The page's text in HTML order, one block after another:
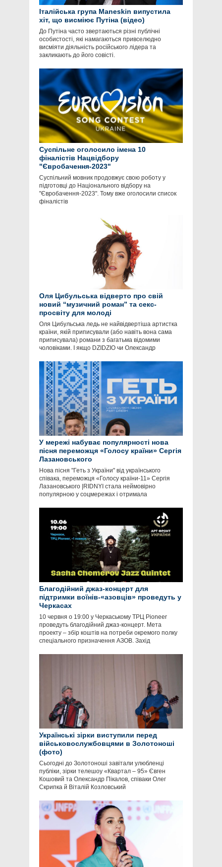
Італійська група Maneskin випустила
хіт, що висміює Путіна (відео)
До Путіна часто звертаються різні публічні
особистості, які намагаються привселюдно
висміяти діяльність російського лідера та
закликають до його совісті.
Суспільне оголосило імена 10
фіналістів Нацвідбору
"Євробачення-2023"
Суспільний мовник продовжує свою роботу у
підготовці до Національного відбору на
"Євробачення-2023". Тому вже оголосили список
фіналістів
Оля Цибульська відверто про свій
новий “музичний роман” та секс-
просвіту для молоді
Оля Цибульська ледь не найвідвертіша артистка
країни, якій приписували (або навіть вона сама
приписувала) романи з багатьма відомими
чоловіками. І якщо DZIDZIO чи Олександр
У мережі набуває популярності нова
пісня переможця «Голосу країни» Сергія
Лазановського
Нова пісня "Геть з України" від українського
співака, переможця «Голосу країни-11» Сергія
Лазановського |RIDNYI стала неймовірно
популярною у соцмережах і отримала
Благодійний джаз-концерт для
підтримки воїнів-«азовців» проведуть у
Черкасах
10 червня о 19:00 у Черкаському ТРЦ Pioneer
проведуть благодійний джаз-концерт. Мета
проекту – збір коштів на потреби окремого полку
спеціального призначення АЗОВ. Захід
Українські зірки виступили перед
військовослужбовцями в Золотоноші
(фото)
Сьогодні до Золотоноші завітали улюбленці
публіки, зірки телешоу «Квартал – 95» Євген
Кошовий та Олександр Пікалов, співаки Олег
Скрипка й Віталій Козловський